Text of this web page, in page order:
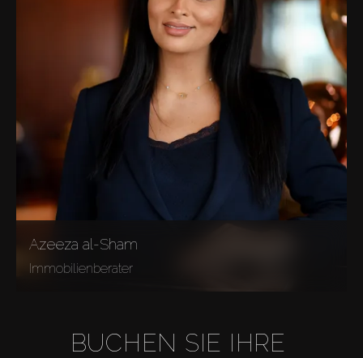
Azeeza al-Sham
Immobilienberater
BUCHEN SIE IHRE